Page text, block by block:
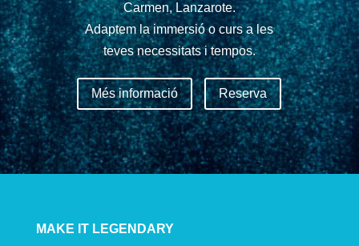
Carmen, Lanzarote.
Adaptem la immersió o curs a les
teves necessitats i tempos.
Més informació Reserva
MAKE IT LEGENDARY